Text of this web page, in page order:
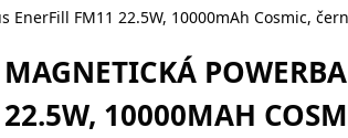
EnerFill FM11 22.5W, 10000mAh Cosmic,
MAGNETICKÁ
22.5W, 10000MAH